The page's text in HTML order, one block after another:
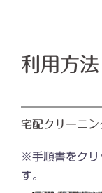
利用方法
宅配クリーニン
※手順書をクリ
す。